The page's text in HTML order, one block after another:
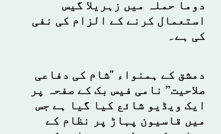
دوما حملہ میں زہریلا گیس
استعمال کرنے کے الزام کی نفی
کی ہے۔
دمشق کے ہمنواء "شام کی دفاعی
صلاحیت” نامی فیس بک کے صفحہ پر
ایک ویڈیو شائع کیا گیا ہے جس
میں قاسیون پہاڑ پر نظام کے